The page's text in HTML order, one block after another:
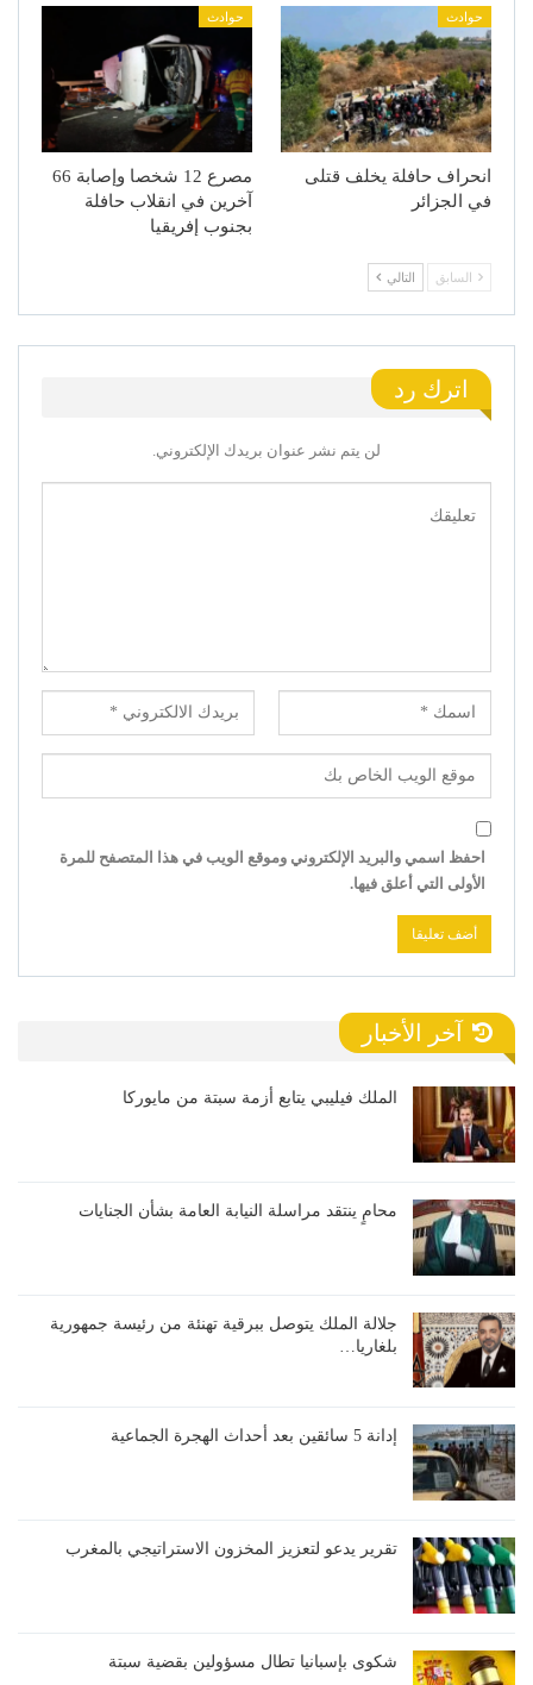
حوادث
انحراف حافلة يخلف قتلى
في الجزائر
حوادث
مصرع 12 شخصا وإصابة 66
آخرين في انقلاب حافلة
بجنوب إفريقيا
السابق التالي
اترك رد
لن يتم نشر عنوان بريدك الإلكتروني.
احفظ اسمي والبريد الإلكتروني وموقع الويب في هذا المتصفح للمرة
الأولى التي أعلق فيها.
آخر الأخبار
الملك فيليبي يتابع أزمة سبتة من مايوركا
محامٍ ينتقد مراسلة النيابة العامة بشأن الجنايات
جلالة الملك يتوصل ببرقية تهنئة من رئيسة جمهورية
بلغاريا…
إدانة 5 سائقين بعد أحداث الهجرة الجماعية
تقرير يدعو لتعزيز المخزون الاستراتيجي بالمغرب
شكوى بإسبانيا تطال مسؤولين بقضية سبتة